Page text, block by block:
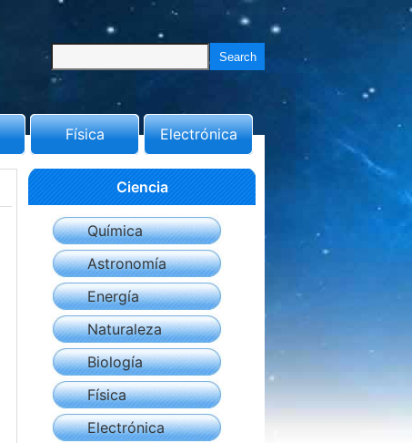
Física Electrónica
Ciencia
Química
Astronomía
Energía
Naturaleza
Biología
Física
Electrónica